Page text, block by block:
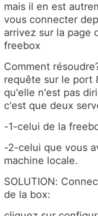
mais il en est
vous connecter
arrivez sur la page
freebox
Comment
requête sur le port
qu'elle n'est pas
c'est que deux
-1-celui de la
-2-celui que vous
machine locale.
SOLUTION:
de la box: